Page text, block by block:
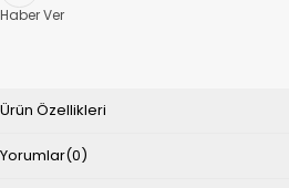
Haber Ver
Ürün Özellikleri
Yorumlar(0)